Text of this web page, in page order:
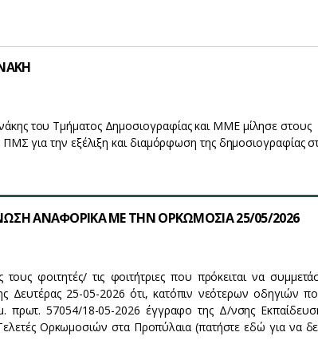
του Τμήματος Δημοσιογραφίας και ΜΜΕ μίλησε στους
ΠΜΣ για την εξέλιξη και διαμόρφωση της δημοσιογραφίας
ΑΝΑΦΟΡΙΚΑ ΜΕ ΤΗΝ ΟΡΚΩΜΟΣΙΑ 25/05/2026
φοιτητές/ τις φοιτήτριες που πρόκειται να
Δευτέρας 25-05-2026 ότι, κατόπιν νεότερων οδηγιών
πρωτ. 57054/18-05-2026 έγγραφο της Δ/νσης
Ορκωμοσιών στα Προπύλαια (πατήστε εδώ για να